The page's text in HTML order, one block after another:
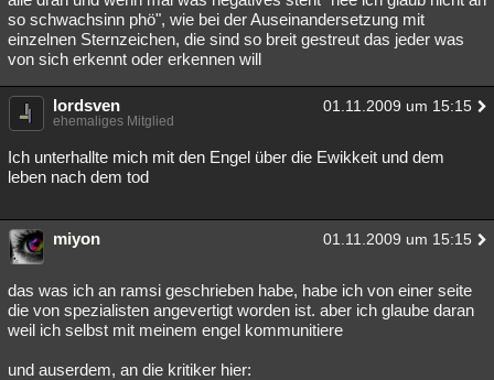
so schwachsinn phö", wie bei der Auseinandersetzung mit
einzelnen Sternzeichen, die sind so breit gestreut das jeder was
von sich erkennt oder erkennen will
lordsven 01.11.2009 um 15:15
ehemaliges Mitglied
Ich unterhallte mich mit den Engel über die Ewikkeit und dem
leben nach dem tod
miyon 01.11.2009 um 15:15
das was ich an ramsi geschrieben habe, habe ich von einer seite
die von spezialisten angevertigt worden ist. aber ich glaube daran
weil ich selbst mit meinem engel kommunitiere
und auserdem, an die kritiker hier: